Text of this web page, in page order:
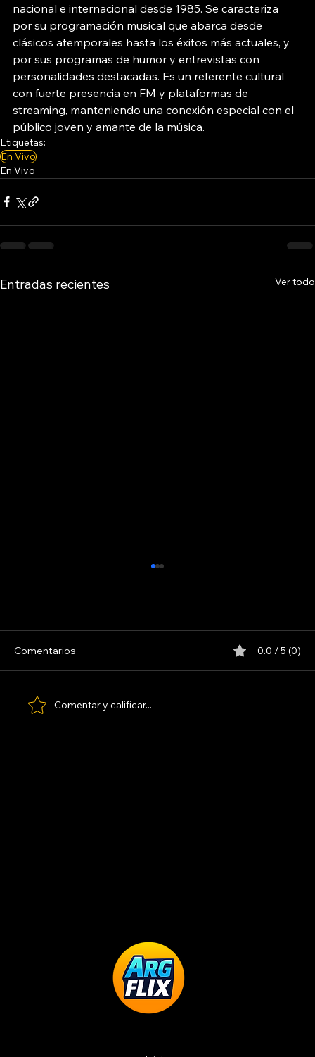
nacional e internacional desde 1985. Se caracteriza
por su programación musical que abarca desde
clásicos atemporales hasta los éxitos más actuales, y
por sus programas de humor y entrevistas con
personalidades destacadas. Es un referente cultural
con fuerte presencia en FM y plataformas de
streaming, manteniendo una conexión especial con el
público joven y amante de la música.
Etiquetas:
En Vivo
En Vivo
Entradas recientes Ver todo
C5N (EN VIVO)
Comentarios 0.0 / 5 (0)
Comentar y calificar...